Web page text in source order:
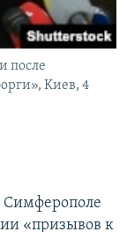
после
Kиев, 4
Симферополе
«призывов к